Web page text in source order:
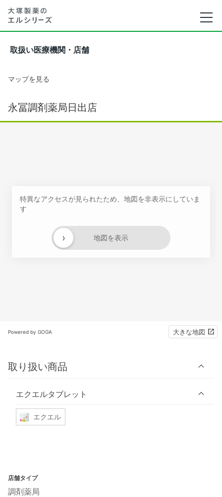
取扱い医療機関・店舗
マップを見る
永冨調剤薬局日出店
特異なアクセスが見られたため、地図を非表示にしていま
す
地図を表示
›
Powered by GOGA 大きな地図
取り扱い商品
エクエルタブレット
エクエル
店舗タイプ
調剤薬局